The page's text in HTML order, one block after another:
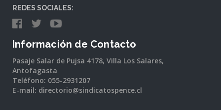
REDES SOCIALES:
Información de Contacto
Pasaje Salar de Pujsa 4178, Villa Los Salares,
Antofagasta
Teléfono: 055-2931207
E-mail: directorio@sindicatospence.cl